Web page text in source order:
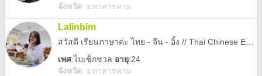
จังหวัด: มหาสารคาม
Lalinbim
เพศ:ไบเซ็กชวล อายุ:24
จังหวัด: มหาสารคาม